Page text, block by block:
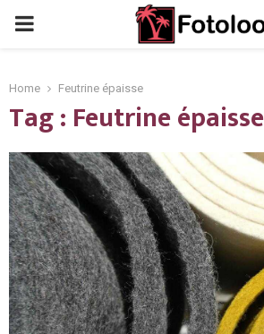
PRIMARY
Home Feutrine épaisse
Tag : Feutrine épaisse